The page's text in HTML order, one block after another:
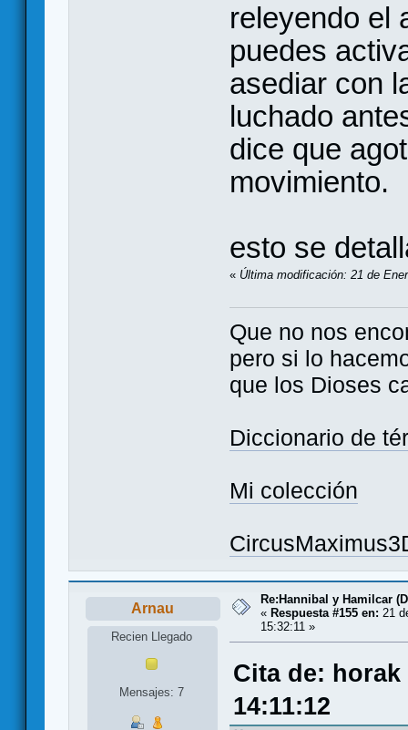
releyendo el
puedes
asediar con
luchado
dice que
movimiento.
esto se
« Última modificación: 21 de
Que no nos
pero si lo
que los Dioses
Diccionario de
Mi colección
Arnau
Recien Llegado
Mensajes: 7
Re:Hannibal y Hamilcar
« Respuesta #155 en: 21
15:32:11 »
Cita de: horak
14:11:12